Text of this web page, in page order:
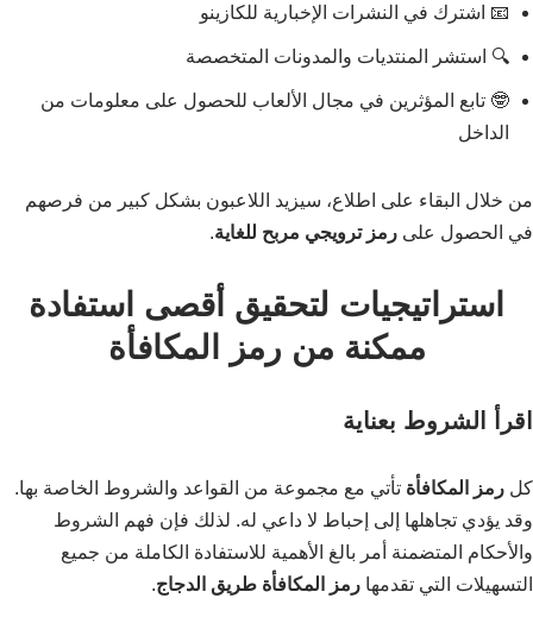
📧 اشترك في النشرات الإخبارية للكازينو
🔍 استشر المنتديات والمدونات المتخصصة
🤓 تابع المؤثرين في مجال الألعاب للحصول على معلومات من
الداخل
من خلال البقاء على اطلاع، سيزيد اللاعبون بشكل كبير من فرصهم
في الحصول على رمز ترويجي مربح للغاية.
استراتيجيات لتحقيق أقصى استفادة
ممكنة من رمز المكافأة
اقرأ الشروط بعناية
كل رمز المكافأة تأتي مع مجموعة من القواعد والشروط الخاصة بها.
وقد يؤدي تجاهلها إلى إحباط لا داعي له. لذلك فإن فهم الشروط
والأحكام المتضمنة أمر بالغ الأهمية للاستفادة الكاملة من جميع
التسهيلات التي تقدمها رمز المكافأة طريق الدجاج.